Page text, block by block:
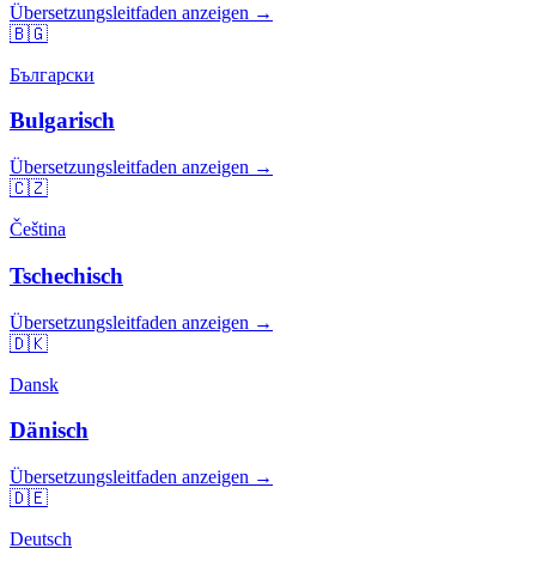
Übersetzungsleitfaden anzeigen →
🇧🇬
Български
Bulgarisch
Übersetzungsleitfaden anzeigen →
🇨🇿
Čeština
Tschechisch
Übersetzungsleitfaden anzeigen →
🇩🇰
Dansk
Dänisch
Übersetzungsleitfaden anzeigen →
🇩🇪
Deutsch